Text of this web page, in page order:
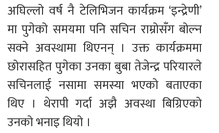
अघिल्लो वर्ष नै टेलिभिजन कार्यक्रम ‘इन्द्रेणी’
मा पुगेको समयमा पनि सचिन राम्रोसँग बोल्न
सक्ने अवस्थामा थिएनन् । उक्त कार्यक्रममा
छोरासहित पुगेका उनका बुबा तेजेन्द्र परियारले
सचिनलाई नसामा समस्या भएको बताएका
थिए । थेरापी गर्दा अझै अवस्था बिग्रिएको
उनको भनाइ थियो ।